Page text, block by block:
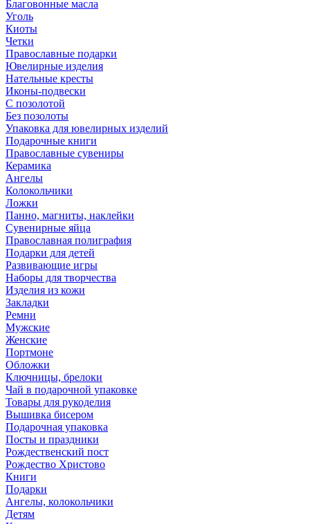
Благовонные масла
Уголь
Киоты
Четки
Православные подарки
Ювелирные изделия
Нательные кресты
Иконы-подвески
С позолотой
Без позолоты
Упаковка для ювелирных изделий
Подарочные книги
Православные сувениры
Керамика
Ангелы
Колокольчики
Ложки
Панно, магниты, наклейки
Сувенирные яйца
Православная полиграфия
Подарки для детей
Развивающие игры
Наборы для творчества
Изделия из кожи
Закладки
Ремни
Мужские
Женские
Портмоне
Обложки
Ключницы, брелоки
Чай в подарочной упаковке
Товары для рукоделия
Вышивка бисером
Подарочная упаковка
Посты и праздники
Рождественский пост
Рождество Христово
Книги
Подарки
Ангелы, колокольчики
Детям